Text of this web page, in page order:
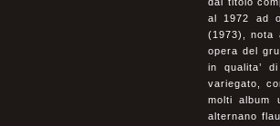
al 1972 ad
(1973), nota
opera del
in qualita’
variegato,
molti album
alternano